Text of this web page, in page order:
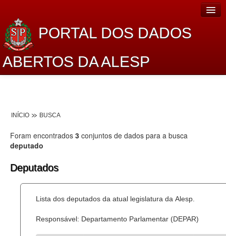
PORTAL DOS DADOS
ABERTOS DA ALESP
Lei de Acesso à Informação
Dados Governamentais Abertos
Planejamento
Catálogo de dados
Processo Legislativo
INÍCIO BUSCA
Foram encontrados 3 conjuntos de dados para a busca
deputado
Deputados
Lista dos deputados da atual legislatura da Alesp.
Responsável: Departamento Parlamentar (DEPAR)